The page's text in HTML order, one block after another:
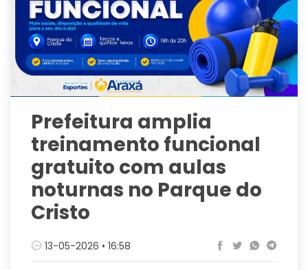
Prefeitura amplia
treinamento funcional
gratuito com aulas
noturnas no Parque do
Cristo
13-05-2026 • 16:58